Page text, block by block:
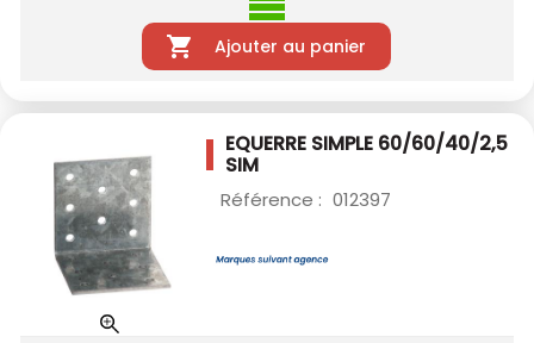
Ajouter au panier
EQUERRE SIMPLE 60/60/40/2,5
SIM
Référence : 012397